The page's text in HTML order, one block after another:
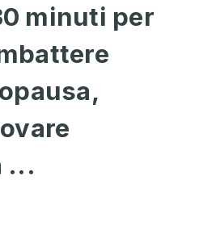
minuti per
...